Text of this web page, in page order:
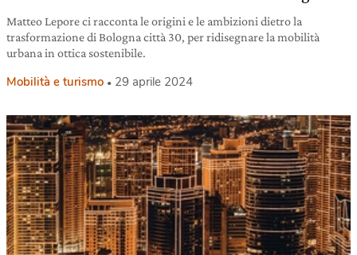
Matteo Lepore ci racconta le origini e le ambizioni dietro la
trasformazione di Bologna città 30, per ridisegnare la mobilità
urbana in ottica sostenibile.
Mobilità e turismo 29 aprile 2024